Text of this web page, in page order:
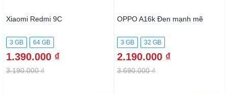
Xiaomi Redmi 9C
3 GB 64 GB
1.390.000 ₫
3.190.000 ₫
OPPO A16k Đen mạnh mẽ
3 GB 32 GB
2.190.000 ₫
3.690.000 ₫